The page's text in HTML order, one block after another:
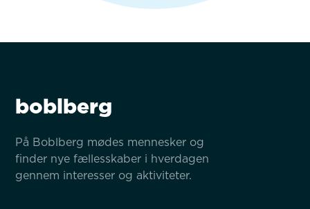
boblberg
På Boblberg mødes mennesker og
finder nye fællesskaber i hverdagen
gennem interesser og aktiviteter.